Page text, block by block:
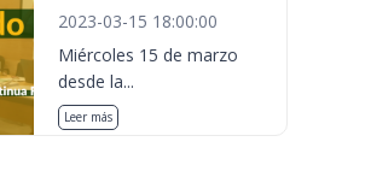
2023-03-15 18:00:00
Miércoles 15 de marzo
desde la...
Leer más